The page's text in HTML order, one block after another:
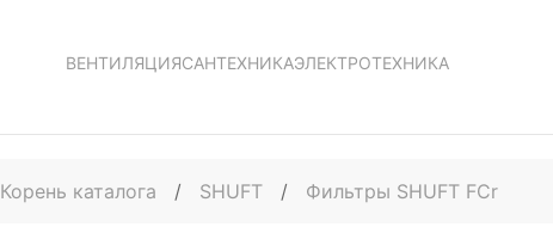
ВЕНТИЛЯЦИЯСАНТЕХНИКАЭЛЕКТРОТЕХНИКА
Корень каталога / SHUFT / Фильтры SHUFT FCr